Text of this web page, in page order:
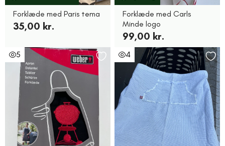
Forklæde med Paris tema
35,00 kr.
Forklæde med Carls
Minde logo
99,00 kr.
5 4